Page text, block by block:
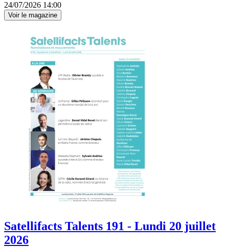
24/07/2026 14:00
Voir le magazine
Satellifacts Talents 191 - Lundi 20 juillet
2026